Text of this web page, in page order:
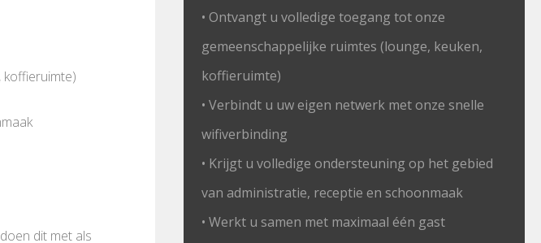
koffieruimte)
dit met als
• Ontvangt u volledige toegang tot onze
gemeenschappelijke ruimtes (lounge, keuken,
koffieruimte)
• Verbindt u uw eigen netwerk met onze snelle
wifiverbinding
• Krijgt u volledige ondersteuning op het gebied
van administratie, receptie en schoonmaak
• Werkt u samen met maximaal één gast